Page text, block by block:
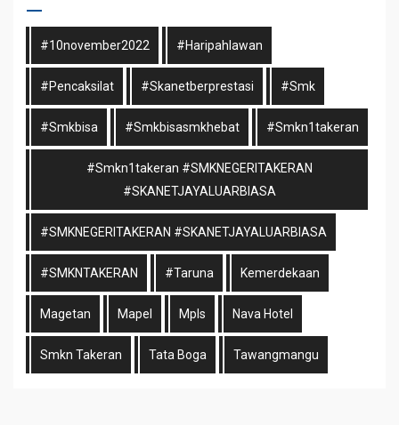
#10november2022 #haripahlawan
#pencaksilat #skanetberprestasi #smk
#smkbisa #smkbisasmkhebat #smkn1takeran
#smkn1takeran #SMKNEGERITAKERAN
#SKANETJAYALUARBIASA
#SMKNEGERITAKERAN #SKANETJAYALUARBIASA
#SMKNTAKERAN #taruna Kemerdekaan
Magetan Mapel Mpls Nava Hotel
Smkn Takeran Tata Boga Tawangmangu